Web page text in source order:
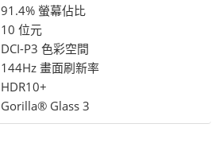
91.4% 螢幕佔比
10 位元
DCI-P3 色彩空間
144Hz 畫面刷新率
HDR10+
Gorilla® Glass 3